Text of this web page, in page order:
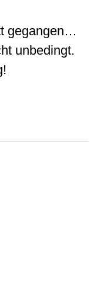
gegangen…
unbedingt.